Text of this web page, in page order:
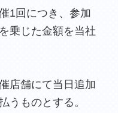
1回につき、参加
乗じた金額を当社
店舗にて当日追加
うものとする。